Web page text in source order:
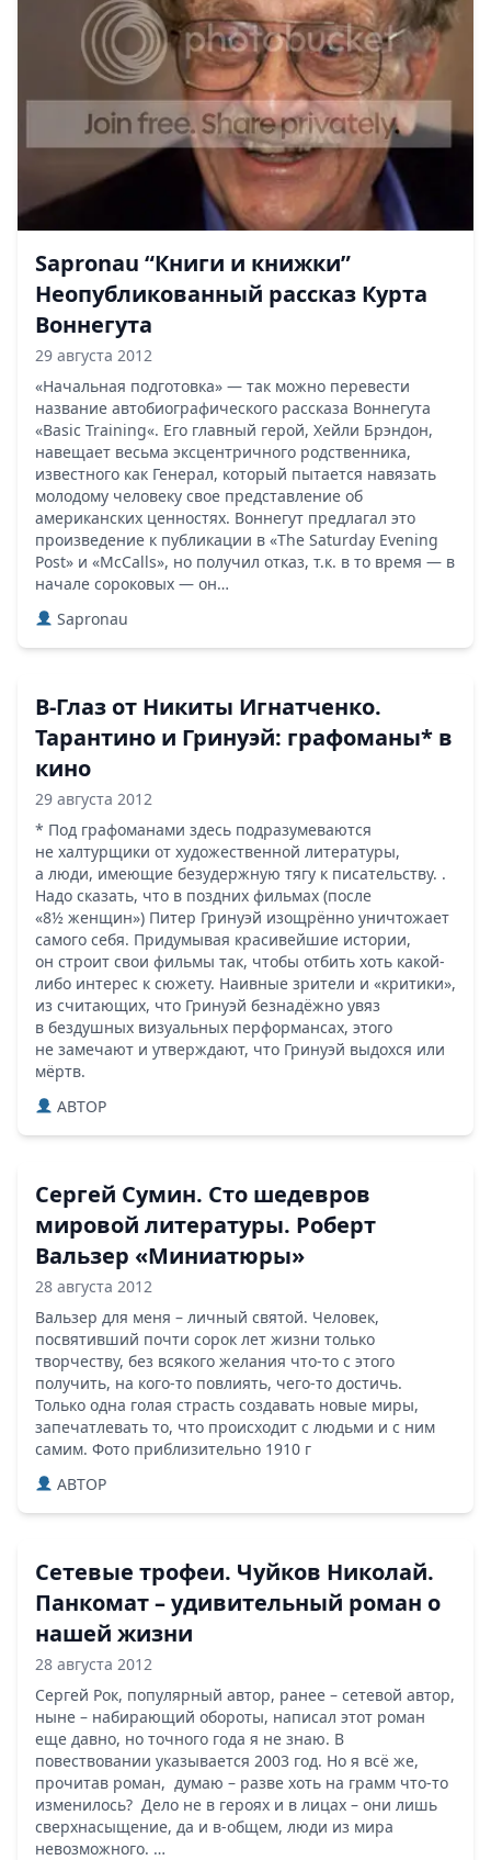
Sapronau “Книги и книжки”
Неопубликованный рассказ Курта
Воннегута
29 августа 2012
«Начальная подготовка» — так можно перевести
название автобиографического рассказа Воннегута
«Basic Training«. Его главный герой, Хейли Брэндон,
навещает весьма эксцентричного родственника,
известного как Генерал, который пытается навязать
молодому человеку свое представление об
американских ценностях. Воннегут предлагал это
произведение к публикации в «The Saturday Evening
Post» и «McCalls», но получил отказ, т.к. в то время — в
начале сороковых — он…
Sapronau
В-Глаз от Никиты Игнатченко.
Тарантино и Гринуэй: графоманы* в
кино
29 августа 2012
* Под графоманами здесь подразумеваются
не халтурщики от художественной литературы,
а люди, имеющие безудержную тягу к писательству. .
Надо сказать, что в поздних фильмах (после
«8½ женщин») Питер Гринуэй изощрённо уничтожает
самого себя. Придумывая красивейшие истории,
он строит свои фильмы так, чтобы отбить хоть какой-
либо интерес к сюжету. Наивные зрители и «критики»,
из считающих, что Гринуэй безнадёжно увяз
в бездушных визуальных перформансах, этого
не замечают и утверждают, что Гринуэй выдохся или
мёртв.
ABTOP
Сергей Сумин. Сто шедевров
мировой литературы. Роберт
Вальзер «Миниатюры»
28 августа 2012
Вальзер для меня – личный святой. Человек,
посвятивший почти сорок лет жизни только
творчеству, без всякого желания что-то с этого
получить, на кого-то повлиять, чего-то достичь.
Только одна голая страсть создавать новые миры,
запечатлевать то, что происходит с людьми и с ним
самим. Фото приблизительно 1910 г
ABTOP
Сетевые трофеи. Чуйков Николай.
Панкомат – удивительный роман о
нашей жизни
28 августа 2012
Сергей Рок, популярный автор, ранее – сетевой автор,
ныне – набирающий обороты, написал этот роман
еще давно, но точного года я не знаю. В
повествовании указывается 2003 год. Но я всё же,
прочитав роман, думаю – разве хоть на грамм что-то
изменилось? Дело не в героях и в лицах – они лишь
сверхнасыщение, да и в-общем, люди из мира
невозможного. …